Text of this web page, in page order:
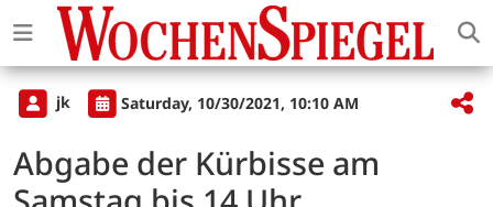
jk Saturday, 10/30/2021, 10:10 AM
Abgabe der Kürbisse am